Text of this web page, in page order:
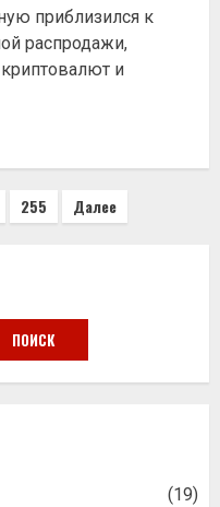
приблизился к
распродажи,
и
255 Далее
ПОИСК
(19)